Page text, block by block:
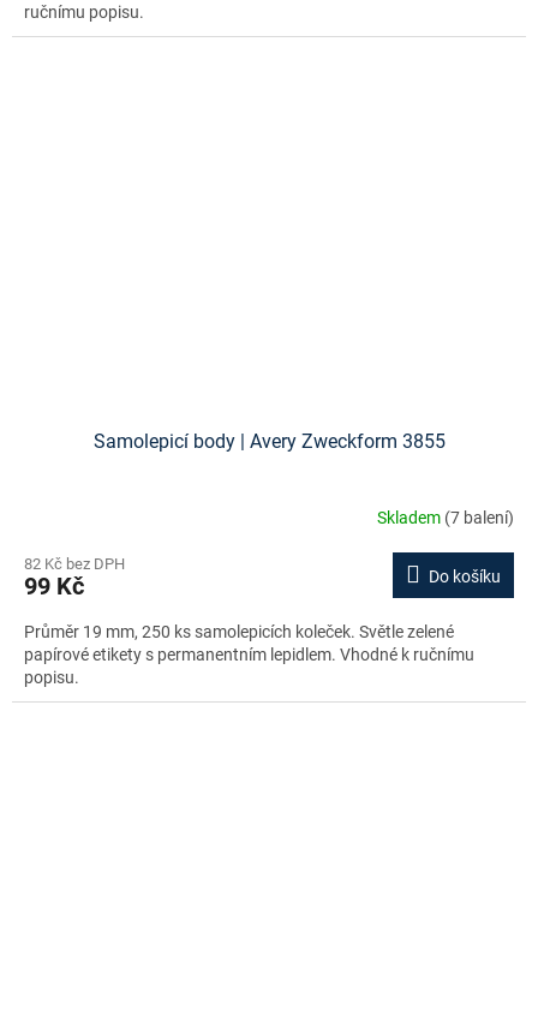
ručnímu popisu.
Samolepicí body | Avery Zweckform 3855
Skladem (7 balení)
82 Kč bez DPH
99 Kč Do košíku
Průměr 19 mm, 250 ks samolepicích koleček. Světle zelené
papírové etikety s permanentním lepidlem. Vhodné k ručnímu
popisu.